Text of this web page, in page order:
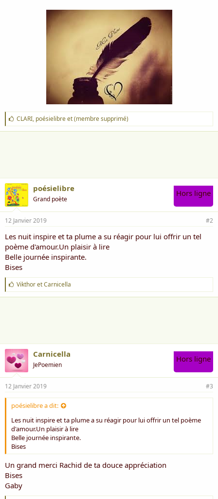
J
'
a
CLARI, poésielibreet(membre supprimé)
poésielibre
Grand poète
Hors ligne
12 Janvier 2019 #2
Les nuit inspire et ta plume a su réagir pour lui offrir un tel
poème d'amour.Un plaisir à lire
Belle journée inspirante.
Bises
J
'
a
VikthoretCarnicella
Carnicella
JePoemien
Hors ligne
12 Janvier 2019 #3
poésielibre a dit:
Les nuit inspire et ta plume a su réagir pour lui offrir un tel poème
d'amour.Un plaisir à lire
Belle journée inspirante.
Bises
Un grand merci Rachid de ta douce appréciation
Bises
Gaby